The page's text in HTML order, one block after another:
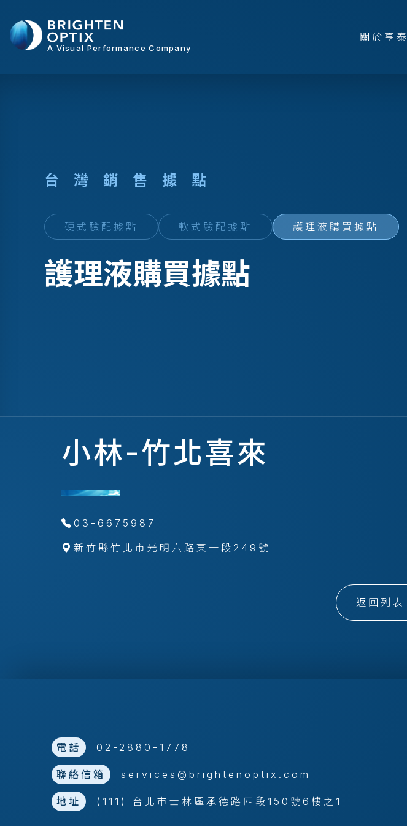
A Visual Performance Company
關於亨泰
台 灣 銷 售 據 點
硬式驗配據點 軟式驗配據點 護理液購買據點
護理液購買據點
小林-竹北喜來
03-6675987
新竹縣竹北市光明六路東一段249號
返回列表
電話 02-2880-1778
聯絡信箱 services@brightenoptix.com
地址 (111) 台北市士林區承德路四段150號6樓之1